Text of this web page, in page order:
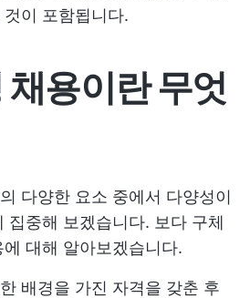
이 포함됩니다.
용이란 무엇
다양한 요소 중에서 다양성이
집중해 보겠습니다. 보다 구체
대해 알아보겠습니다.
배경을 가진 자격을 갖춘 후